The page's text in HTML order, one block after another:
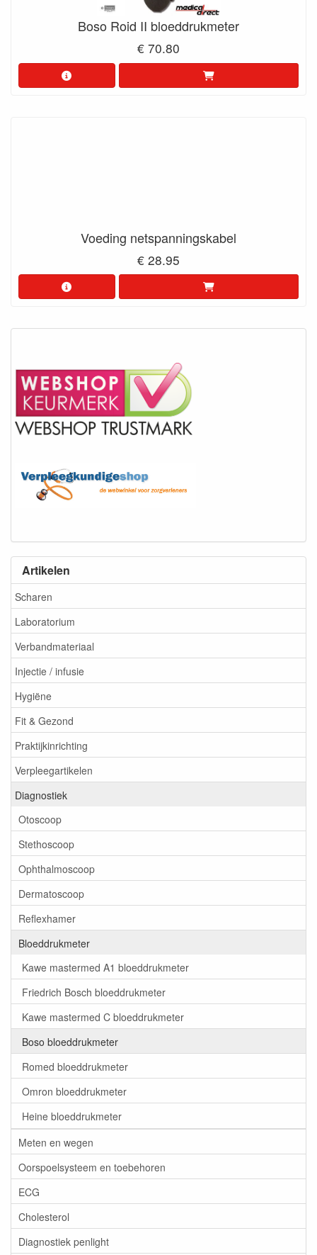
Artikelen
Scharen
Laboratorium
Verbandmateriaal
Injectie / infusie
Hygiëne
Fit & Gezond
Praktijkinrichting
Verpleegartikelen
Diagnostiek
Otoscoop
Stethoscoop
Ophthalmoscoop
Dermatoscoop
Reflexhamer
Bloeddrukmeter
Kawe mastermed A1 bloeddrukmeter
Friedrich Bosch bloeddrukmeter
Kawe mastermed C bloeddrukmeter
Boso bloeddrukmeter
Romed bloeddrukmeter
Omron bloeddrukmeter
Heine bloeddrukmeter
Meten en wegen
Oorspoelsysteem en toebehoren
ECG
Cholesterol
Diagnostiek penlight
Boso Roid II bloeddrukmeter
€ 70.80
Voeding netspanningskabel
€ 28.95